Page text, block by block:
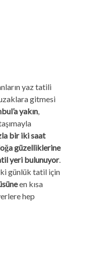
yaz tatili
gitmesi
yakın,
bir iki saat
güzelliklerine
yeri bulunuyor.
günlük tatil için
en kısa
hep